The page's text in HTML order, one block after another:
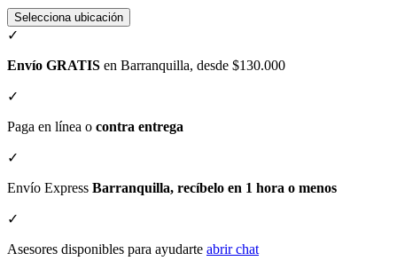
Selecciona ubicación
✓
Envío GRATIS en Barranquilla, desde $130.000
✓
Paga en línea o contra entrega
✓
Envío Express Barranquilla, recíbelo en 1 hora o menos
✓
Asesores disponibles para ayudarte abrir chat